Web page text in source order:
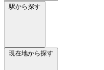
駅から探す
現在地から探す